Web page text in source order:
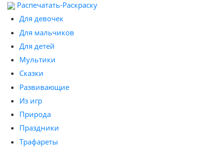
Распечатать-Раскраску
Для девочек
Для мальчиков
Для детей
Мультики
Сказки
Развивающие
Из игр
Природа
Праздники
Трафареты